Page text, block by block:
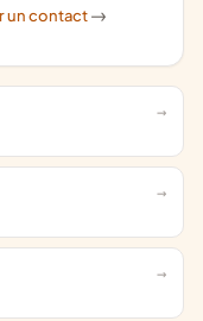
un contact ->